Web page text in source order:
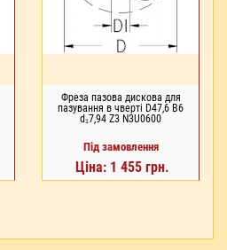
Фреза пазова дискова для
пазування в чверті D47,6 В6
d₁7,94 Z3 N3U0600
Під замовлення
Ціна: 1 455 грн.